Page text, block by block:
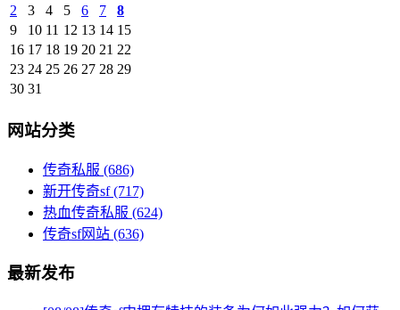
2
3 4 5 6 7
8
9
10 11 12 13 14 15
16 17 18 19 20 21 22
23 24 25 26 27 28 29
30 31
网站分类
传奇私服 (686)
新开传奇sf(717)
热血传奇私服 (624)
传奇sf网站 (636)
最新发布